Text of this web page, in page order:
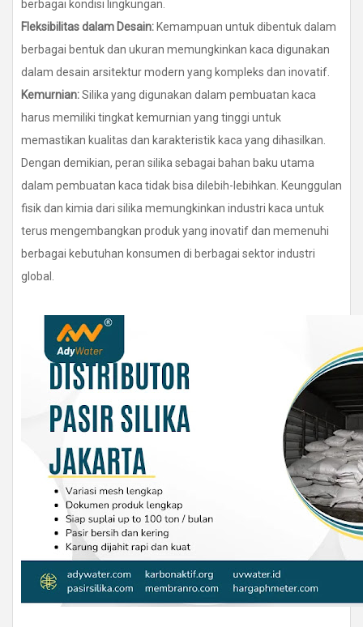
berbagai kondisi lingkungan.
Fleksibilitas dalam Desain: Kemampuan untuk dibentuk dalam
berbagai bentuk dan ukuran memungkinkan kaca digunakan
dalam desain arsitektur modern yang kompleks dan inovatif.
Kemurnian:Silika yang digunakan dalam pembuatan kaca
harus memiliki tingkat kemurnian yang tinggi untuk
memastikan kualitas dan karakteristik kaca yang dihasilkan.
Dengan demikian, peran silika sebagai bahan baku utama
dalam pembuatan kaca tidak bisa dilebih-lebihkan. Keunggulan
fisik dan kimia dari silika memungkinkan industri kaca untuk
terus mengembangkan produk yang inovatif dan memenuhi
berbagai kebutuhan konsumen di berbagai sektor industri
global.